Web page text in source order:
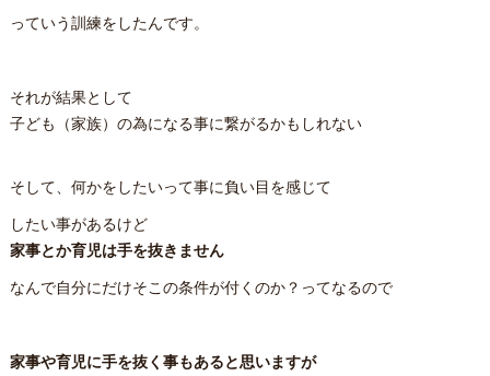
っていう訓練をしたんです。
それが結果として
子ども（家族）の為になる事に繋がるかもしれない
そして、何かをしたいって事に負い目を感じて
したい事があるけど
家事とか育児は手を抜きません
なんで自分にだけそこの条件が付くのか？ってなるので
家事や育児に手を抜く事もあると思いますが